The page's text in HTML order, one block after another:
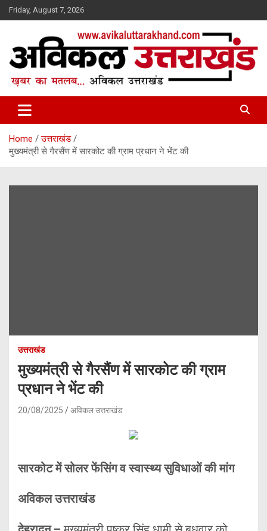
Skip
to
Friday, August 7, 2026
Avikal Uttarakhand
Home
उत्तराखंड
मुख्यमंत्री से गैरसैंण में सारकोट की ग्राम प्रधान ने भेंट की
उत्तराखंड
मुख्यमंत्री से गैरसैंण में सारकोट की ग्राम
प्रधान ने भेंट की
20/08/2025 अविकल उत्तराखंड
सारकोट में सोलर फेंसिंग व स्वास्थ्य सुविधाओं की मांग
अविकल उत्तराखंड